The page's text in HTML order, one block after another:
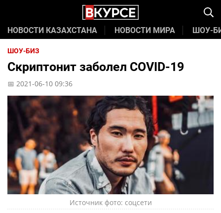
НОВОСТИ КАЗАХСТАНА НОВОСТИ МИРА ШОУ-
ШОУ-БИЗ
Скриптонит заболел COVID-19
📅 2021-06-10 09:36
Источник фото: соцсети